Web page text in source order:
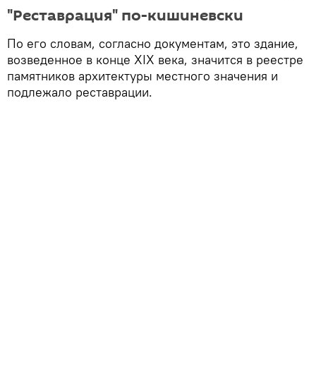
"Реставрация" по-кишиневски
По его словам, согласно документам, это здание,
возведенное в конце XIX века, значится в реестре
памятников архитектуры местного значения и
подлежало реставрации.